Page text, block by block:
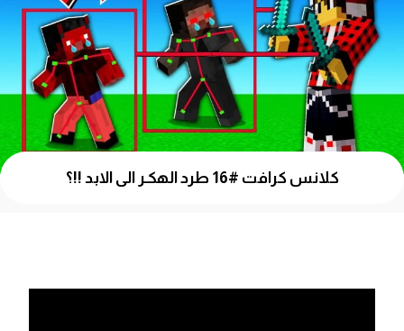
كلانس كرافت #16 طرد الهكـر الى الابد !!؟